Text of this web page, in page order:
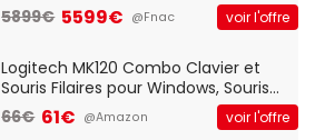
5899€ 5599€ @Fnac voir l'offre
Logitech MK120 Combo Clavier et
Souris Filaires pour Windows, Souris
Optique Filaire, Connexion USB Plug
And Play, Confortable, Taille
66€ 61€ @Amazon voir l'offre